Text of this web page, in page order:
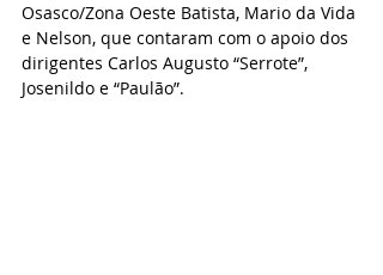
Osasco/Zona Oeste Batista, Mario da Vida
e Nelson, que contaram com o apoio dos
dirigentes Carlos Augusto “Serrote”,
Josenildo e “Paulão”.